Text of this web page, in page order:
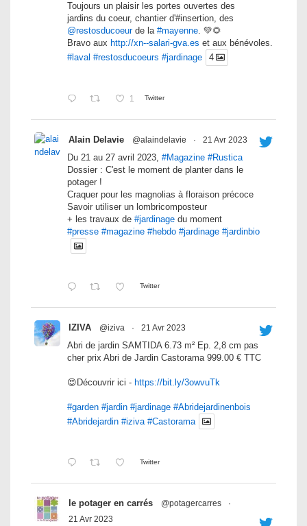
Toujours un plaisir les portes ouvertes des
jardins du coeur, chantier d'#insertion, des
@restosducoeurde la #mayenne. 💚🌻
Bravo aux http://xn--salari-gva.es et aux bénévoles.
#laval #restosducoeurs #jardinage 4
1 Twitter
Alain Delavie @alaindelavie · 21 Avr 2023
Du 21 au 27 avril 2023, #Magazine #Rustica
Dossier : C'est le moment de planter dans le
potager !
Craquer pour les magnolias à floraison précoce
Savoir utiliser un lombricomposteur
+ les travaux de #jardinage du moment
#presse #magazine #hebdo #jardinage #jardinbio
Twitter
IZIVA @iziva · 21 Avr 2023
Abri de jardin SAMTIDA 6.73 m² Ep. 2,8 cm pas
cher prix Abri de Jardin Castorama 999.00 € TTC
😍Découvrir ici - https://bit.ly/3owvuTk
#garden #jardin #jardinage #Abridejardinenbois
#Abridejardin #iziva #Castorama
Twitter
le potager en carrés @potagercarres
·
21 Avr 2023